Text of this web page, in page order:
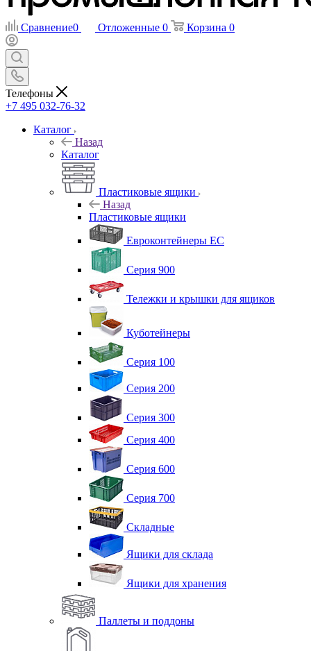
Сравнение0 Отложенные 0 Корзина 0
Телефоны
+7 495 032-76-32
Каталог
Назад
Каталог
Пластиковые ящики
Назад
Пластиковые ящики
Евроконтейнеры ЕС
Серия 900
Тележки и крышки для ящиков
Куботейнеры
Серия 100
Серия 200
Серия 300
Серия 400
Серия 600
Серия 700
Складные
Ящики для склада
Ящики для хранения
Паллеты и поддоны